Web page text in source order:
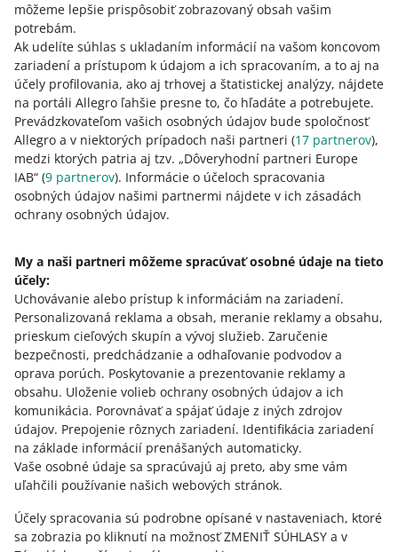
môžeme lepšie prispôsobiť zobrazovaný obsah vašim
potrebám.
Ak udelíte súhlas s ukladaním informácií na vašom koncovom
zariadení a prístupom k údajom a ich spracovaním, a to aj na
účely profilovania, ako aj trhovej a štatistickej analýzy, nájdete
na portáli Allegro ľahšie presne to, čo hľadáte a potrebujete.
Prevádzkovateľom vašich osobných údajov bude spoločnosť
Allegro a v niektorých prípadoch naši partneri (17 partnerov),
medzi ktorých patria aj tzv. „Dôveryhodní partneri Europe
IAB“ (9 partnerov). Informácie o účeloch spracovania
osobných údajov našimi partnermi nájdete v ich zásadách
ochrany osobných údajov.
My a naši partneri môžeme spracúvať osobné údaje na tieto
účely:
Uchovávanie alebo prístup k informáciám na zariadení.
Personalizovaná reklama a obsah, meranie reklamy a obsahu,
prieskum cieľových skupín a vývoj služieb. Zaručenie
bezpečnosti, predchádzanie a odhaľovanie podvodov a
oprava porúch. Poskytovanie a prezentovanie reklamy a
obsahu. Uloženie volieb ochrany osobných údajov a ich
komunikácia. Porovnávať a spájať údaje z iných zdrojov
údajov. Prepojenie rôznych zariadení. Identifikácia zariadení
na základe informácií prenášaných automaticky.
Vaše osobné údaje sa spracúvajú aj preto, aby sme vám
uľahčili používanie našich webových stránok.
Účely spracovania sú podrobne opísané v nastaveniach, ktoré
sa zobrazia po kliknutí na možnosť ZMENIŤ SÚHLASY a v
Informácia o možnosti dohody na cene alebo zmene
predmetu ponuky. Ustanovenia ako: „Cena dohodou.
Zavolajte mi!“, „Za príplatok 20 PLN pridám niečo
navyše“, „Ak vám táto veľkosť nevyhovuje, spýtajte sa
na iné veľkosti“.
Informácie o produktoch, ktoré nie sú vystavené na
portáli Allegro, alebo nabádanie ku kontaktu pred
odoslaním cenovej ponuky. Záznamy ako: „Hľadáte
niečo iné? Kontaktujte nás", „Predám stôl v rámci tejto
ponuky. Stoličky môžem na požiadanie vystaviť v
samostatnej ponuke."
zároveň podhodnotenie ceny produktu s cieľom znížiť
províziu z predaja.
z 3
Potrebujete pomoc?
KONTAKTUJTE NÁS